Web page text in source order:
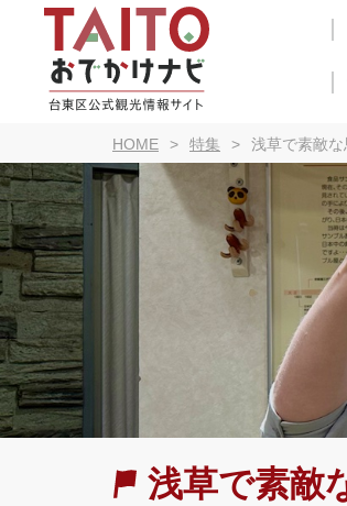
HOME 特集 浅草で素敵
浅草で素敵